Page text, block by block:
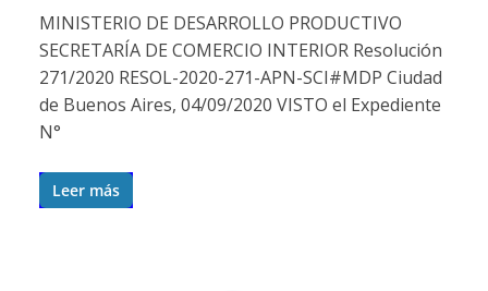
MINISTERIO DE DESARROLLO PRODUCTIVO
SECRETARÍA DE COMERCIO INTERIOR Resolución
271/2020 RESOL-2020-271-APN-SCI#MDP Ciudad
de Buenos Aires, 04/09/2020 VISTO el Expediente
N°
Leer más